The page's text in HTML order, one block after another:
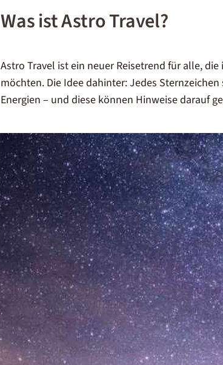
Was ist Astro Travel?
Astro Travel ist ein neuer Reisetrend für alle,
möchten. Die Idee dahinter: Jedes
Energien – und diese können Hinweise darauf